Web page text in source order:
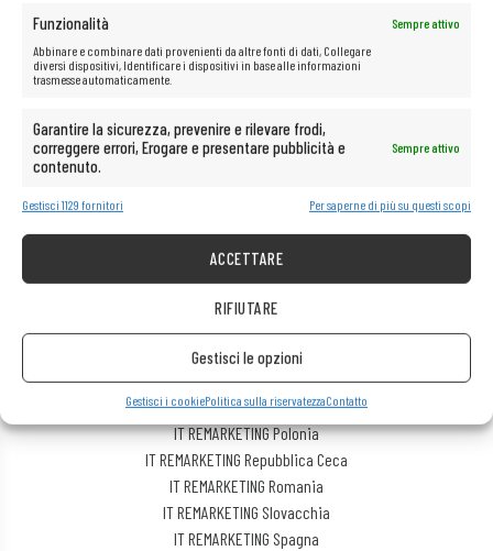
Funzionalità
Sempre attivo
Abbinare e combinare dati provenienti da altre fonti di dati, Collegare
diversi dispositivi, Identificare i dispositivi in base alle informazioni
trasmesse automaticamente.
Garantire la sicurezza, prevenire e rilevare frodi,
correggere errori, Erogare e presentare pubblicità e
contenuto.
Sempre attivo
Gestisci 1129 fornitori Per saperne di più su questi scopi
ACCETTARE
RIFIUTARE
Gestisci le opzioni
Gestisci i cookiePolitica sulla riservatezzaContatto
ASSISTENZA CLIENTI
Circa la società
Metodi di pagamento disponibili
Restituzione dell’attrezzatura acquistata
IT REMARKETING
IT REMARKETING International
IT REMARKETING Lettonia
IT REMARKETING Lituania
IT REMARKETING Polonia
IT REMARKETING Repubblica Ceca
IT REMARKETING Romania
IT REMARKETING Slovacchia
IT REMARKETING Spagna